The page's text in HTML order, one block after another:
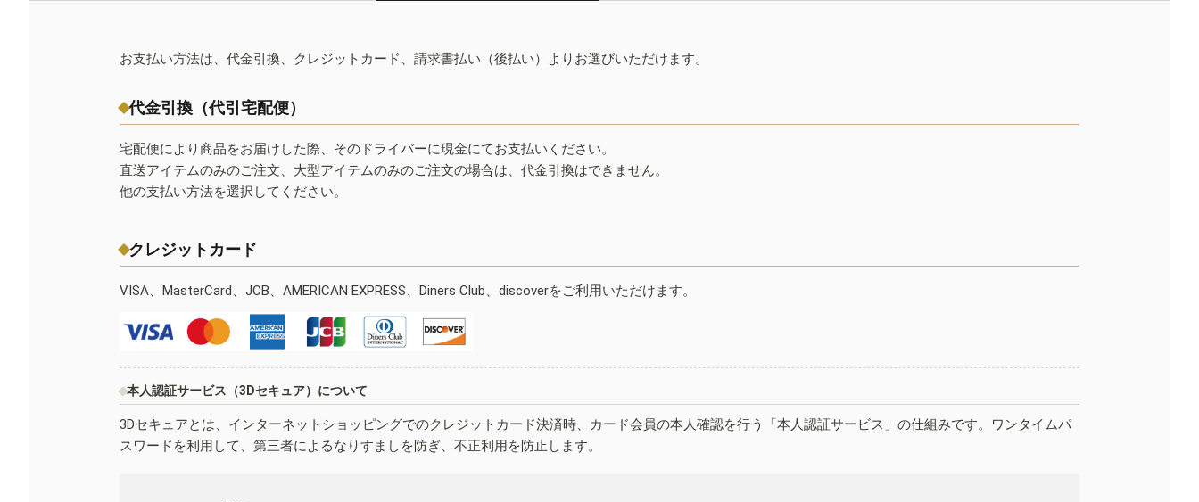
お支払い方法は、代金引換、クレジットカード、請求書払い（後払い）よりお選びいただけます。
代金引換（代引宅配便）
宅配便により商品をお届けした際、そのドライバーに現金にてお支払いください。
直送アイテムのみのご注文、大型アイテムのみのご注文の場合は、代金引換はできません。
他の支払い方法を選択してください。
クレジットカード
VISA、MasterCard、JCB、AMERICAN EXPRESS、Diners Club、discoverをご利用いただけます。
本人認証サービス（3Dセキュア）について
3Dセキュアとは、インターネットショッピングでのクレジットカード決済時、カード会員の本人確認を行う「本人認証サービス」の仕組みです。ワンタイムパ
スワードを利用して、第三者によるなりすましを防ぎ、不正利用を防止します。